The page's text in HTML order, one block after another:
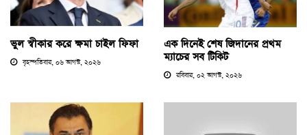
ভুল স্বীকার করে ক্ষমা চাইল ফিফা
বৃহস্পতিবার, ০৬ আগস্ট, ২০২৬
এক দিনেই শেষ জিদানের প্রথম
ম্যাচের সব টিকিট
রবিবার, ০২ আগস্ট, ২০২৬